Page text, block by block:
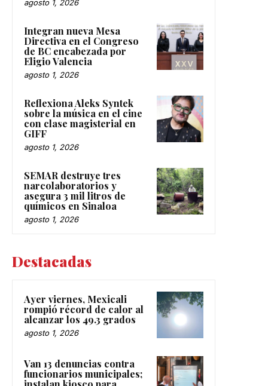
agosto 1, 2026
Integran nueva Mesa
Directiva en el Congreso
de BC encabezada por
Eligio Valencia
agosto 1, 2026
Reflexiona Aleks Syntek
sobre la música en el cine
con clase magisterial en
GIFF
agosto 1, 2026
SEMAR destruye tres
narcolaboratorios y
asegura 3 mil litros de
químicos en Sinaloa
agosto 1, 2026
Destacadas
Ayer viernes, Mexicali
rompió récord de calor al
alcanzar los 49.3 grados
agosto 1, 2026
Van 13 denuncias contra
funcionarios municipales;